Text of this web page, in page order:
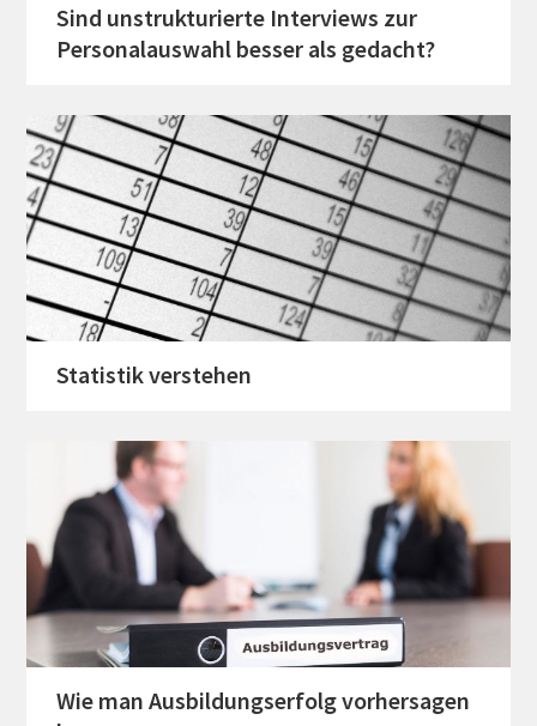
Sind unstrukturierte Interviews zur
Personalauswahl besser als gedacht?
Statistik verstehen
Wie man Ausbildungserfolg vorhersagen